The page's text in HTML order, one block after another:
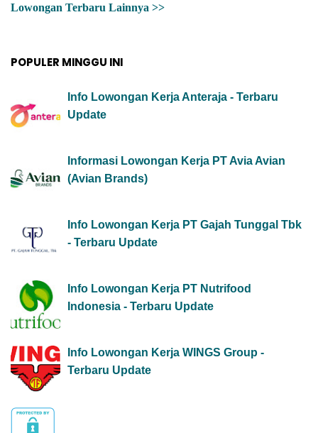
Lowongan Terbaru Lainnya >>
POPULER MINGGU INI
Info Lowongan Kerja Anteraja - Terbaru
Update
Informasi Lowongan Kerja PT Avia Avian
(Avian Brands)
Info Lowongan Kerja PT Gajah Tunggal Tbk
- Terbaru Update
Info Lowongan Kerja PT Nutrifood
Indonesia - Terbaru Update
Info Lowongan Kerja WINGS Group -
Terbaru Update